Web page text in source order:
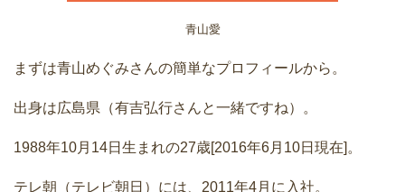
青山愛
まずは青山めぐみさんの簡単なプロフィールから。
出身は広島県（有吉弘行さんと一緒ですね）。
1988年10月14日生まれの27歳[2016年6月10日現在]。
テレ朝（テレビ朝日）には、2011年4月に入社。